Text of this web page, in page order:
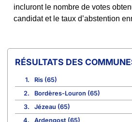
incluront le nombre de votes
candidat et le taux d’abstention
1.
Ris (65)
2.
Bordères-Louron (65)
3.
Jézeau (65)
4.
Ardengost (65)